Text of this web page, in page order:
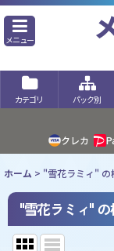
メニュー
カテゴリ パック別
クレカ
ホーム > "雪花ラミィ" の
"雪花ラミィ" の